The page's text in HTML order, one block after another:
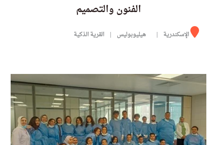
الفنون والتصميم
الإسكندرية هيليوبوليس القرية الذكية